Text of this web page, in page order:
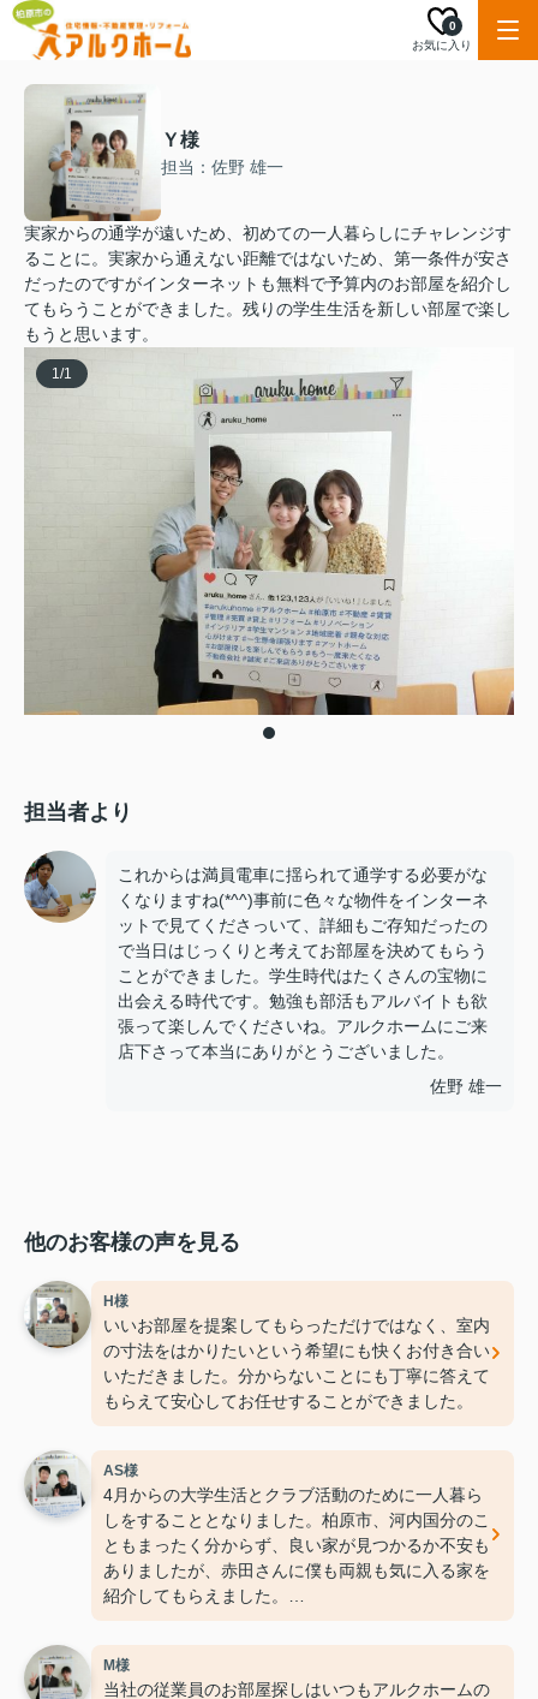
お気に入り
0
Ｙ様
担当：佐野 雄一
実家からの通学が遠いため、初めての一人暮らしにチャレンジす
ることに。実家から通えない距離ではないため、第一条件が安さ
だったのですがインターネットも無料で予算内のお部屋を紹介し
てもらうことができました。残りの学生生活を新しい部屋で楽し
もうと思います。
1/1
担当者より
これからは満員電車に揺られて通学する必要がな
くなりますね(*^^)事前に色々な物件をインターネ
ットで見てくださっいて、詳細もご存知だったの
で当日はじっくりと考えてお部屋を決めてもらう
ことができました。学生時代はたくさんの宝物に
出会える時代です。勉強も部活もアルバイトも欲
張って楽しんでくださいね。アルクホームにご来
店下さって本当にありがとうございました。
佐野 雄一
他のお客様の声を見る
H様
いいお部屋を提案してもらっただけではなく、室内
の寸法をはかりたいという希望にも快くお付き合い
いただきました。分からないことにも丁寧に答えて
もらえて安心してお任せすることができました。
AS様
4月からの大学生活とクラブ活動のために一人暮ら
しをすることとなりました。柏原市、河内国分のこ
ともまったく分からず、良い家が見つかるか不安も
ありましたが、赤田さんに僕も両親も気に入る家を
紹介してもらえました。
最初から最後まで親切にいろいろと教えてもらえて
安心しました。入居した後も困ったことがあれば赤
田さんに相談しようと思います。
M様
当社の従業員のお部屋探しはいつもアルクホームの